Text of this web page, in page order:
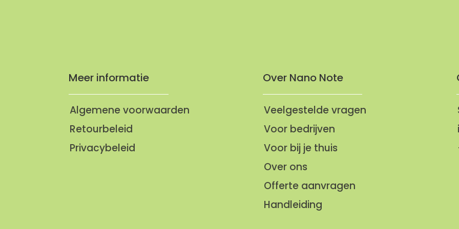
Meer informatie
Algemene voorwaarden
Retourbeleid
Privacybeleid
Over Nano Note
Veelgestelde vragen
Voor bedrijven
Voor bij je thuis
Over ons
Offerte aanvragen
Handleiding